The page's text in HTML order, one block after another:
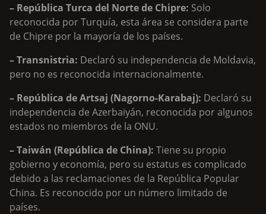
– República Turca del Norte de Chipre: Solo
reconocida por Turquía, esta área se considera parte
de Chipre por la mayoría de los países.
– Transnistria: Declaró su independencia de Moldavia,
pero no es reconocida internacionalmente.
– República de Artsaj (Nagorno-Karabaj): Declaró su
independencia de Azerbaiyán, reconocida por algunos
estados no miembros de la ONU.
– Taiwán (República de China): Tiene su propio
gobierno y economía, pero su estatus es complicado
debido a las reclamaciones de la República Popular
China. Es reconocido por un número limitado de
países.